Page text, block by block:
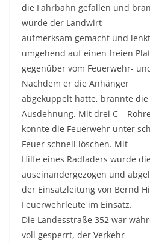
die Fahrbahn gefallen und
wurde der Landwirt
aufmerksam gemacht und
umgehend auf einen freien
gegenüber vom Feuerwehr-
Nachdem er die Anhänger
abgekuppelt hatte, brannte
Ausdehnung. Mit drei C –
konnte die Feuerwehr unter
Feuer schnell löschen. Mit
Hilfe eines Radladers wurde
auseinandergezogen und
der Einsatzleitung von Bernd
Feuerwehrleute im Einsatz.
Die Landesstraße 352 war
voll gesperrt, der Verkehr